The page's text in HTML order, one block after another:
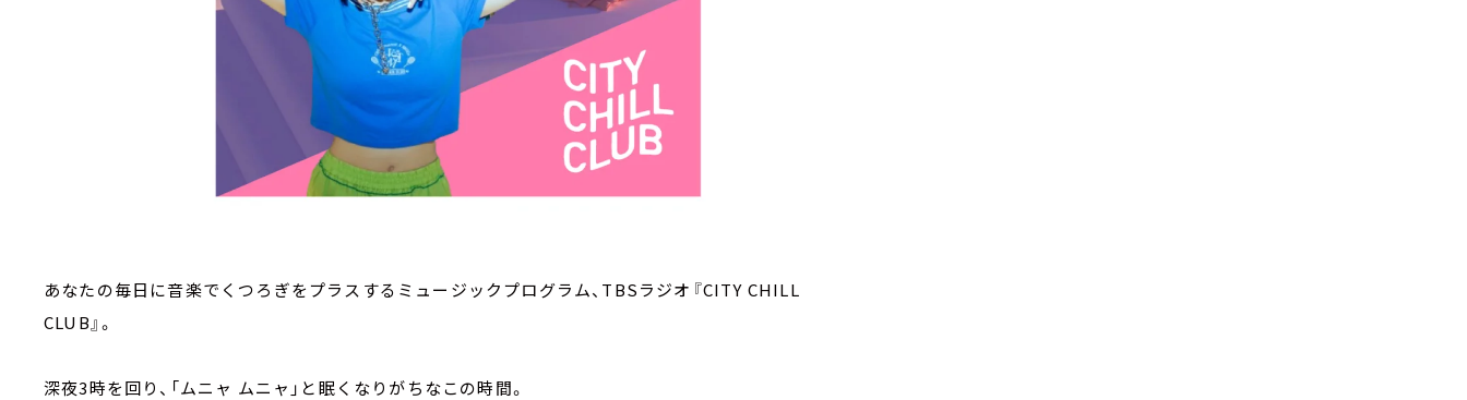
あなたの毎日に音楽でくつろぎをプラスするミュージックプログラム、TBSラジオ『CITY CHILL
CLUB』。
深夜3時を回り、「ムニャ ムニャ」と眠くなりがちなこの時間。